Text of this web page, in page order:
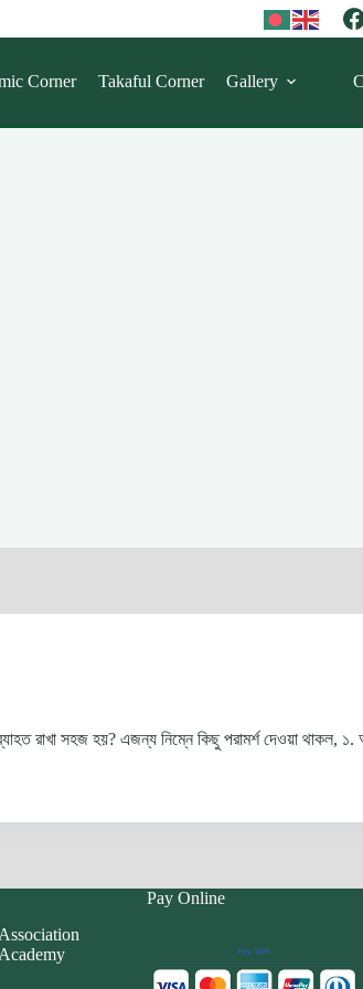
Corner Takaful Corner Gallery
রাখা সহজ হয়? এজন্য নিম্নে কিছু পরামর্শ দেওয়া থাকল, ১.
Pay Online